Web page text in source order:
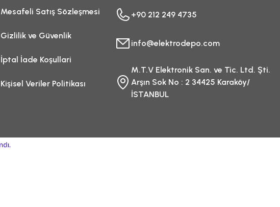
Mesafeli Satış Sözleşmesi
Gizlilik ve Güvenlik
İptal İade Koşullari
Kişisel Veriler Politikası
+90 212 249 4735
info@elektrodepo.com
M.T.V Elektronik San. ve Tic. Ltd. Şti.
Arşın Sok No : 2 34425 Karaköy/
İSTANBUL